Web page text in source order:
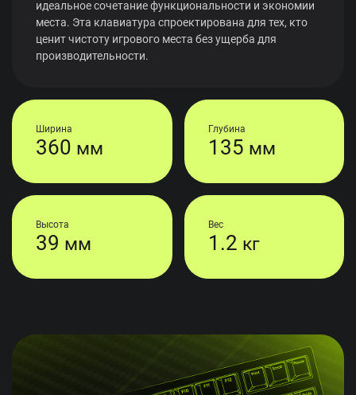
идеальное сочетание функциональности и экономии
места. Эта клавиатура спроектирована для тех, кто
ценит чистоту игрового места без ущерба для
производительности.
Ширина
360 мм
Глубина
135 мм
Высота
39 мм
Вес
1.2 кг